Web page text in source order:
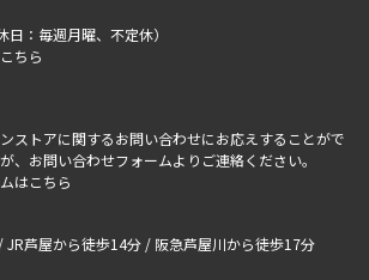
：毎週月曜、不定休）
ちら
ストアに関するお問い合わせにお応えすることがで
、 お問い合わせフォームよりご連絡ください。
はこちら
JR芦屋から徒歩14分 / 阪急芦屋川から徒歩17分